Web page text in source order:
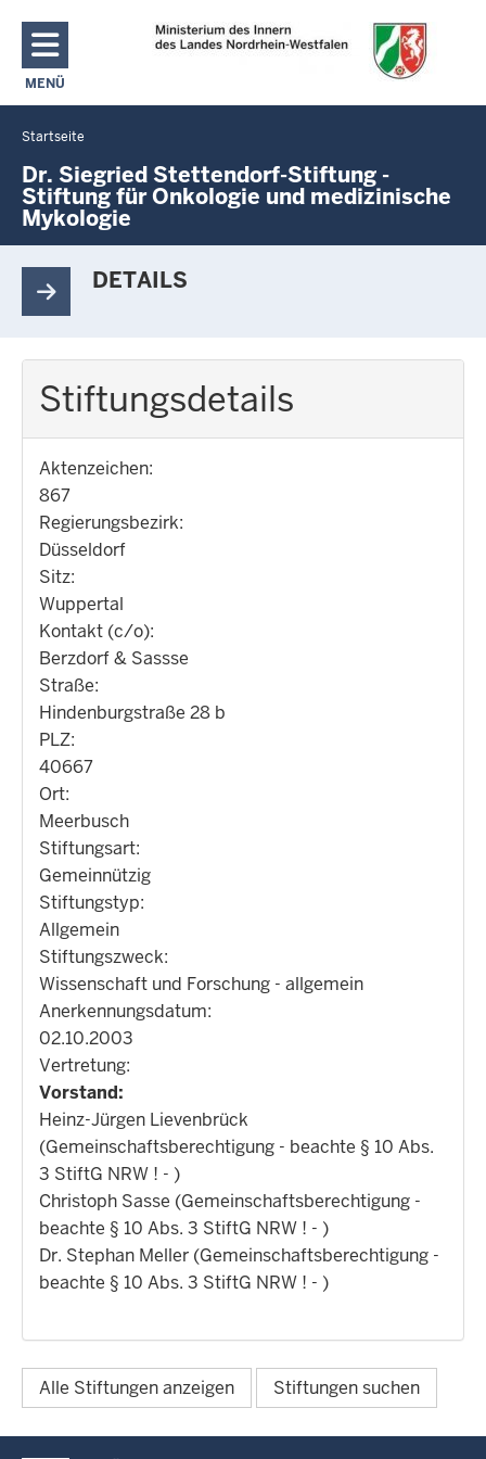
Direkt zum Inhalt
MENÜ
NAVIGATION AKTIVIEREN/DEAKTIVIEREN: MAIN MENU
Sie
befinden
sich
hier
Startseite
Dr. Siegried Stettendorf-Stiftung -
Stiftung für Onkologie und medizinische
Mykologie
DETAILS
Stiftungsdetails
Aktenzeichen:
867
Regierungsbezirk:
Düsseldorf
Sitz:
Wuppertal
Kontakt (c/o):
Berzdorf & Sassse
Straße:
Hindenburgstraße 28 b
PLZ:
40667
Ort:
Meerbusch
Stiftungsart:
Gemeinnützig
Stiftungstyp:
Allgemein
Stiftungszweck:
Wissenschaft und Forschung - allgemein
Anerkennungsdatum:
02.10.2003
Vertretung:
Vorstand:
Heinz-Jürgen Lievenbrück
(Gemeinschaftsberechtigung - beachte § 10 Abs.
3 StiftG NRW ! - )
Christoph Sasse (Gemeinschaftsberechtigung -
beachte § 10 Abs. 3 StiftG NRW ! - )
Dr. Stephan Meller (Gemeinschaftsberechtigung -
beachte § 10 Abs. 3 StiftG NRW ! - )
Alle Stiftungen anzeigen Stiftungen suchen